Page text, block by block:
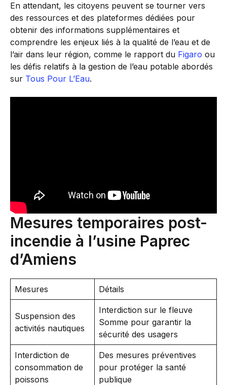
En attendant, les citoyens peuvent se tourner vers
des ressources et des plateformes dédiées pour
obtenir des informations supplémentaires et
comprendre les enjeux liés à la qualité de l’eau et de
l’air dans leur région, comme le rapport du Figaro ou
les défis relatifs à la gestion de l’eau potable abordés
sur Tous Pour L’Eau.
Mesures temporaires post-
incendie à l’usine Paprec
d’Amiens
Mesures Détails
Suspension des
activités nautiques
Interdiction sur le fleuve
Somme pour garantir la
sécurité des usagers
Interdiction de
consommation de
poissons
Des mesures préventives
pour protéger la santé
publique